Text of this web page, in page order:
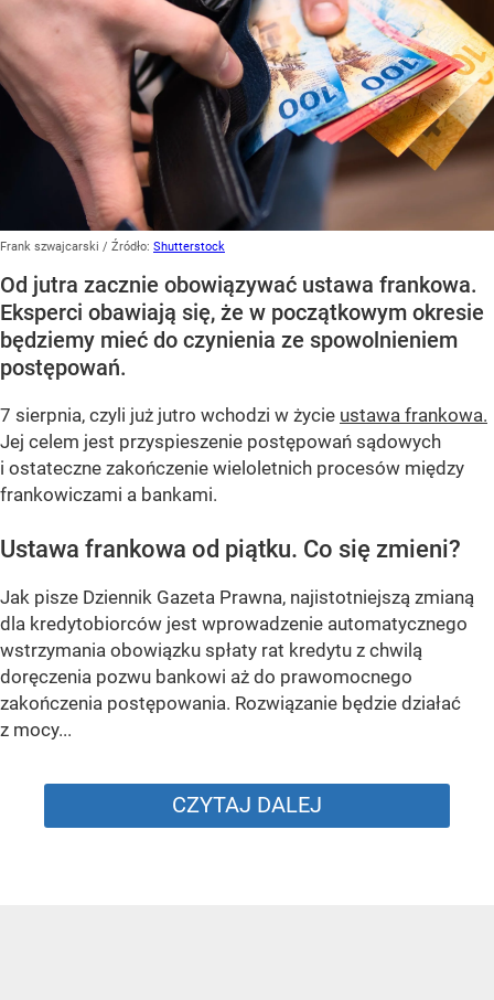
Frank szwajcarski / Źródło: Shutterstock
Od jutra zacznie obowiązywać ustawa frankowa.
Eksperci obawiają się, że w początkowym okresie
będziemy mieć do czynienia ze spowolnieniem
postępowań.
7 sierpnia, czyli już jutro wchodzi w życie ustawa frankowa.
Jej celem jest przyspieszenie postępowań sądowych
i ostateczne zakończenie wieloletnich procesów między
frankowiczami a bankami.
Ustawa frankowa od piątku. Co się zmieni?
Jak pisze Dziennik Gazeta Prawna, najistotniejszą zmianą
dla kredytobiorców jest wprowadzenie automatycznego
wstrzymania obowiązku spłaty rat kredytu z chwilą
doręczenia pozwu bankowi aż do prawomocnego
zakończenia postępowania. Rozwiązanie będzie działać
z mocy...
CZYTAJ DALEJ